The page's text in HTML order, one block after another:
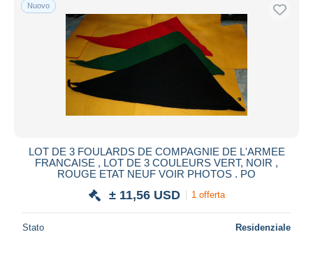
Nuovo
LOT DE 3 FOULARDS DE COMPAGNIE DE L'ARMEE
FRANCAISE , LOT DE 3 COULEURS VERT, NOIR ,
ROUGE ETAT NEUF VOIR PHOTOS . PO
± 11,56 USD 1 offerta
Stato Residenziale